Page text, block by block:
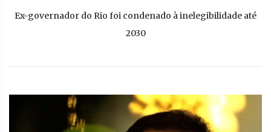
Ex-governador do Rio foi condenado à inelegibilidade até
2030